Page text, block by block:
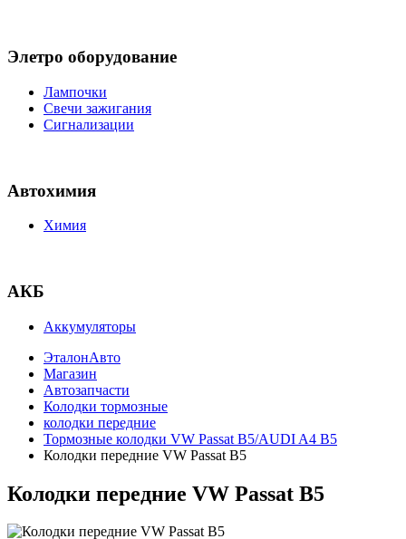
Элетро оборудование
Лампочки
Свечи зажигания
Сигнализации
Автохимия
Химия
АКБ
Аккумуляторы
ЭталонАвто
Магазин
Автозапчасти
Колодки тормозные
колодки передние
Тормозные колодки VW Passat B5/AUDI A4 B5
Колодки передние VW Passat B5
Колодки передние VW Passat B5